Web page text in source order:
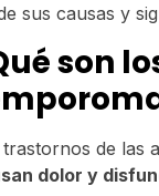
sus causas y
son
trastornos de las
dolor y